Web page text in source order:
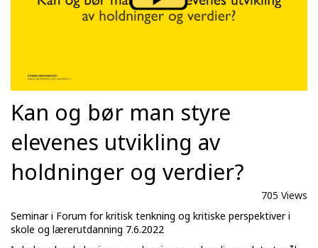
Kan og bør man styre
elevenes utvikling av
holdninger og verdier?
705 Views
Seminar i Forum for kritisk tenkning og kritiske perspektiver i
skole og lærerutdanning 7.6.2022